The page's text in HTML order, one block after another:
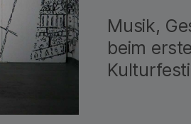
Musik,
beim